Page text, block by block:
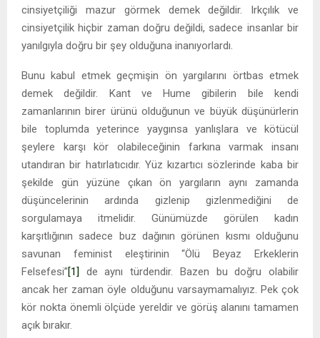
cinsiyetçiliği mazur görmek demek değildir. Irkçılık ve
cinsiyetçilik hiçbir zaman doğru değildi, sadece insanlar bir
yanılgıyla doğru bir şey olduğuna inanıyorlardı.
Bunu kabul etmek geçmişin ön yargılarını örtbas etmek
demek değildir. Kant ve Hume gibilerin bile kendi
zamanlarının birer ürünü olduğunun ve büyük düşünürlerin
bile toplumda yeterince yaygınsa yanlışlara ve kötücül
şeylere karşı kör olabileceğinin farkına varmak insanı
utandıran bir hatırlatıcıdır. Yüz kızartıcı sözlerinde kaba bir
şekilde gün yüzüne çıkan ön yargıların aynı zamanda
düşüncelerinin ardında gizlenip gizlenmediğini de
sorgulamaya itmelidir. Günümüzde görülen kadın
karşıtlığının sadece buz dağının görünen kısmı olduğunu
savunan feminist eleştirinin “Ölü Beyaz Erkeklerin
Felsefesi”[1]
de aynı türdendir. Bazen bu doğru olabilir
ancak her zaman öyle olduğunu varsaymamalıyız. Pek çok
kör nokta önemli ölçüde yereldir ve görüş alanını tamamen
açık bırakır.